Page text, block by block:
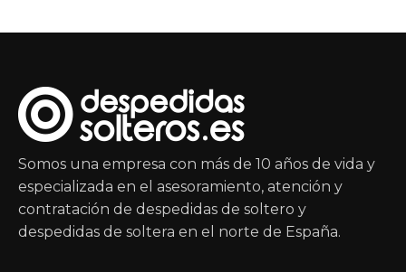
Somos una empresa con más de 10 años de vida y
especializada en el asesoramiento, atención y
contratación de despedidas de soltero y
despedidas de soltera en el norte de España.